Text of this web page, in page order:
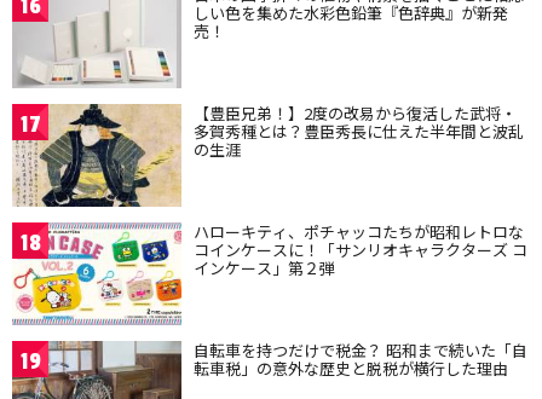
16 しい色を集めた水彩色鉛筆『色辞典』が新発
売！
17 【豊臣兄弟！】2度の改易から復活した武将・
多賀秀種とは？豊臣秀長に仕えた半年間と波乱
の生涯
18 ハローキティ、ポチャッコたちが昭和レトロな
コインケースに！「サンリオキャラクターズ コ
インケース」第２弾
19 自転車を持つだけで税金？ 昭和まで続いた「自
転車税」の意外な歴史と脱税が横行した理由